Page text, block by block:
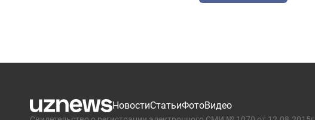
НовостиСтатьиФотоВидео